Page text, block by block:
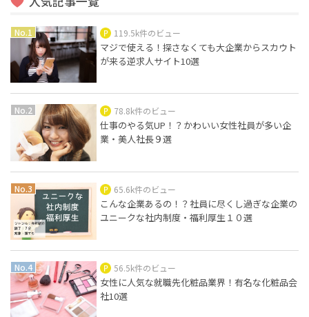
119.5k件のビュー
マジで使える！探さなくても大企業からスカウト
が来る逆求人サイト10選
78.8k件のビュー
仕事のやる気UP！？かわいい女性社員が多い企
業・美人社長９選
65.6k件のビュー
こんな企業あるの！？社員に尽くし過ぎな企業の
ユニークな社内制度・福利厚生１０選
56.5k件のビュー
女性に人気な就職先化粧品業界！有名な化粧品会
社10選